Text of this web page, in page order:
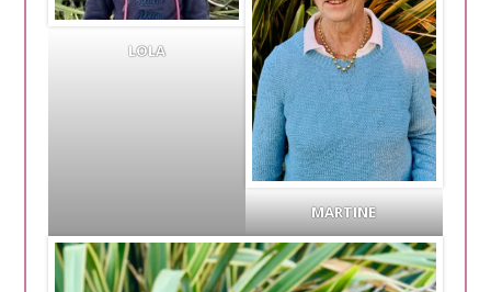
LOLA
MARTINE